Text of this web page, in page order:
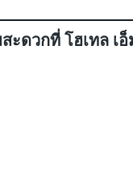
ะดวกที่ โฮเทล เอ็